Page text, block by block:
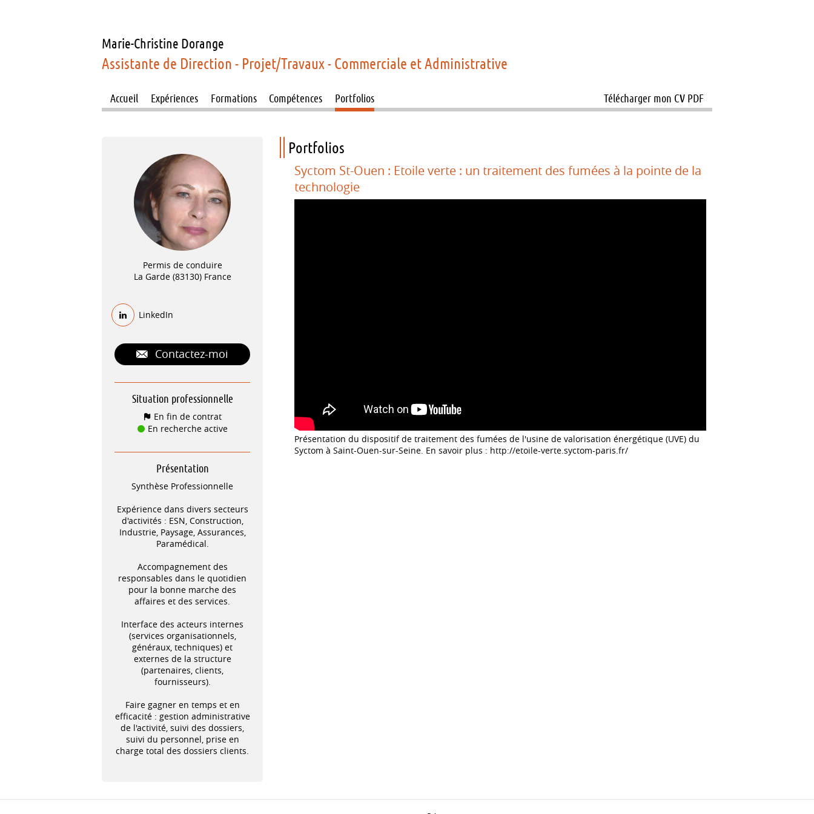
Marie-Christine Dorange
Assistante de Direction - Projet/Travaux - Commerciale et Administrative
Accueil Expériences Formations Compétences Portfolios Télécharger mon CV PDF
Permis de conduire
La Garde (83130) France
LinkedIn
Contactez-moi
Situation professionnelle
En fin de contrat
En recherche active
Présentation
Synthèse Professionnelle
Expérience dans divers secteurs
d'activités : ESN, Construction,
Industrie, Paysage, Assurances,
Paramédical.
Accompagnement des
responsables dans le quotidien
pour la bonne marche des
affaires et des services.
Interface des acteurs internes
(services organisationnels,
généraux, techniques) et
externes de la structure
(partenaires, clients,
fournisseurs).
Faire gagner en temps et en
efficacité : gestion administrative
de l'activité, suivi des dossiers,
suivi du personnel, prise en
charge total des dossiers clients.
Portfolios
Syctom St-Ouen : Etoile verte : un traitement des fumées à la pointe de la
technologie
Présentation du dispositif de traitement des fumées de l'usine de valorisation énergétique (UVE) du
Syctom à Saint-Ouen-sur-Seine. En savoir plus : http://etoile-verte.syctom-paris.fr/